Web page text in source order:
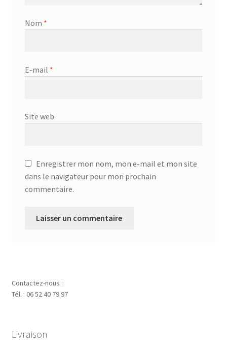
Nom *
E-mail *
Site web
Enregistrer mon nom, mon e-mail et mon site
dans le navigateur pour mon prochain
commentaire.
Contactez-nous :
Tél. : 06 52 40 79 97
Livraison